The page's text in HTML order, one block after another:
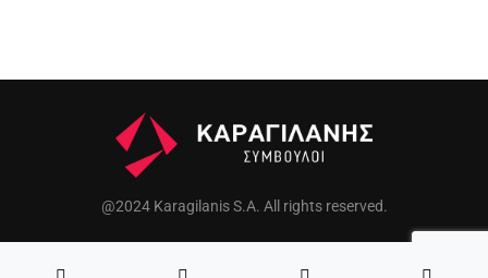
@2024 Karagilanis S.A. All rights reserved.